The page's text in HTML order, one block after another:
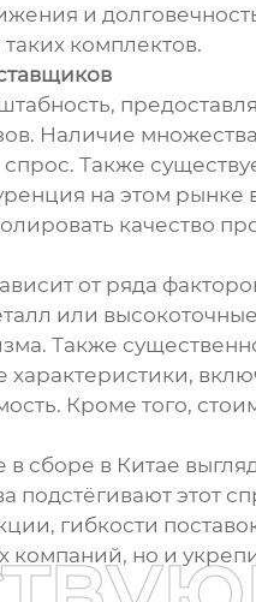
и
комплектов.
Наличие
Также
на этом рынке
качество
от ряда
или
Также
Кроме того,
сборе в Китае
этот
гибкости
компаний, но и